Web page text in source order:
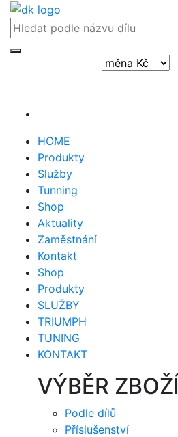
HOME
Produkty
Služby
Tunning
Shop
Aktuality
Zaměstnání
Kontakt
Shop
Produkty
SLUŽBY
TRIUMPH
TUNING
KONTAKT
VÝBĚR ZBOŽÍ
Podle dílů
Příslušenství